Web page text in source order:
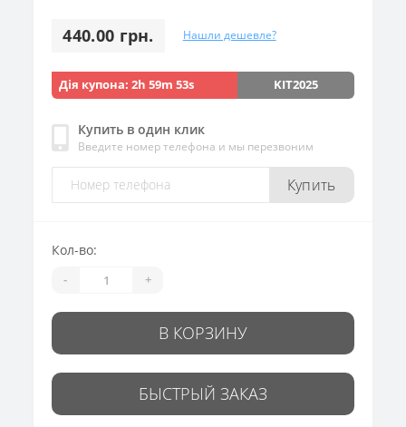
440.00 грн. Нашли дешевле?
Дія купона:2h 59m 53s KIT2025
Купить в один клик
Введите номер телефона и мы перезвоним
Купить
Кол-во:
- +
В КОРЗИНУ
БЫСТРЫЙ ЗАКАЗ